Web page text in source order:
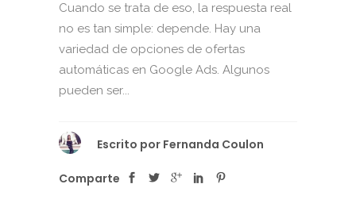
Cuando se trata de eso, la respuesta real
no es tan simple: depende. Hay una
variedad de opciones de ofertas
automáticas en Google Ads. Algunos
pueden ser...
Escrito por Fernanda Coulon
Comparte